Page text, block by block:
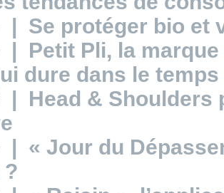
| Se protéger bio et
| Petit Pli, la
dure dans le temps
| Head & Shoulders
| « Jour du
?